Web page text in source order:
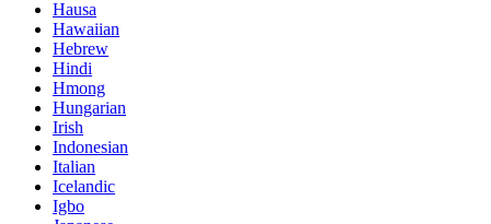
Hausa
Hawaiian
Hebrew
Hindi
Hmong
Hungarian
Irish
Indonesian
Italian
Icelandic
Igbo